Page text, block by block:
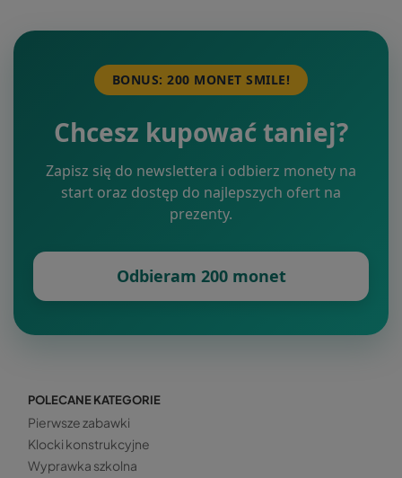
BONUS: 200 MONET SMILE!
Chcesz kupować taniej?
Zapisz się do newslettera i odbierz monety na
start oraz dostęp do najlepszych ofert na
prezenty.
Odbieram 200 monet
POLECANE KATEGORIE
Pierwsze zabawki
Klocki konstrukcyjne
Wyprawka szkolna